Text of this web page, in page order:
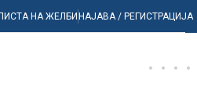
НА ЖЕЛБИНАЈАВА / РЕГИСТРАЦИЈА